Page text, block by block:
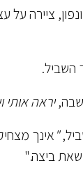
ציירה על
השביל.
יראה אותי
"אינך
ביצה."